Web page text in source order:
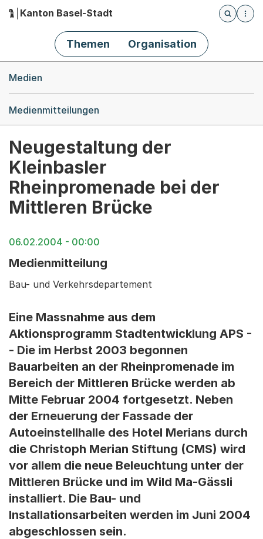
Hauptnavigation
Kanton Basel-Stadt
Öffnet
Themen Organisation
Medien
Medienmitteilungen
Neugestaltung der
Kleinbasler
Rheinpromenade bei der
Mittleren Brücke
06.02.2004 - 00:00
Medienmitteilung
Bau- und Verkehrsdepartement
Eine Massnahme aus dem
Aktionsprogramm Stadtentwicklung APS -
- Die im Herbst 2003 begonnen
Bauarbeiten an der Rheinpromenade im
Bereich der Mittleren Brücke werden ab
Mitte Februar 2004 fortgesetzt. Neben
der Erneuerung der Fassade der
Autoeinstellhalle des Hotel Merians durch
die Christoph Merian Stiftung (CMS) wird
vor allem die neue Beleuchtung unter der
Mittleren Brücke und im Wild Ma-Gässli
installiert. Die Bau- und
Installationsarbeiten werden im Juni 2004
abgeschlossen sein.